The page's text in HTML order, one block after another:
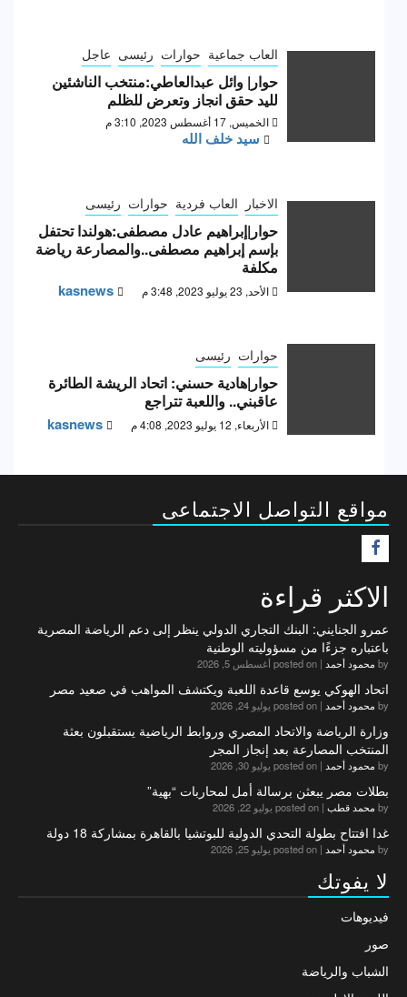
العاب جماعية حوارات رئيسى عاجل
حوار| وائل عبدالعاطي:منتخب الناشئين
لليد حقق انجاز وتعرض للظلم
الخميس, 17 أغسطس 2023, 3:10 م
سيد خلف الله
الاخبار العاب فردية حوارات رئيسى
حوار|إبراهيم عادل مصطفى:هولندا تحتفل
بإسم إبراهيم مصطفى..والمصارعة رياضة
مكلفة
الأحد, 23 يوليو 2023, 3:48 م kasnews
حوارات رئيسى
حوار|هادية حسني: اتحاد الريشة الطائرة
عاقبني.. واللعبة تتراجع
الأربعاء, 12 يوليو 2023, 4:08 م kasnews
مواقع التواصل الاجتماعى
الاكثر قراءة
عمرو الجنايني: البنك التجاري الدولي ينظر إلى دعم الرياضة المصرية
باعتباره جزءًا من مسؤوليته الوطنية
by محمود أحمد | posted on أغسطس 5, 2026
اتحاد الهوكي يوسع قاعدة اللعبة ويكتشف المواهب في صعيد مصر
by محمود أحمد | posted on يوليو 24, 2026
وزارة الرياضة والاتحاد المصري وروابط الرياضية يستقبلون بعثة
المنتخب المصارعة بعد إنجاز المجر
by محمود أحمد | posted on يوليو 30, 2026
بطلات مصر يبعثن برسالة أمل لمحاربات “بهية”
by محمد قطب | posted on يوليو 22, 2026
غدا افتتاح بطولة التحدي الدولية للبوتشيا بالقاهرة بمشاركة 18 دولة
by محمود أحمد | posted on يوليو 25, 2026
لا يفوتك
فيديوهات
صور
الشباب والرياضة